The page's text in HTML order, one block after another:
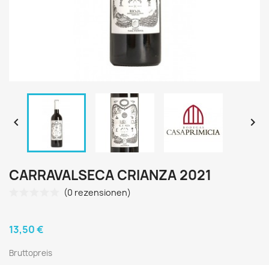
 
CARRAVALSECA CRIANZA 2021
(0 rezensionen)
13,50 €
Bruttopreis